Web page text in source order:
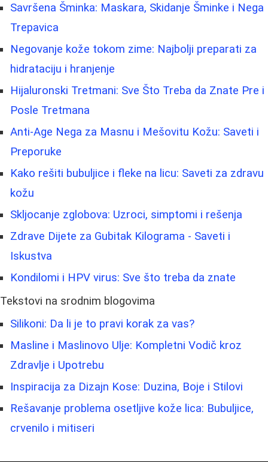
Savršena Šminka: Maskara, Skidanje Šminke i Nega
Trepavica
Negovanje kože tokom zime: Najbolji preparati za
hidrataciju i hranjenje
Hijaluronski Tretmani: Sve Što Treba da Znate Pre i
Posle Tretmana
Anti-Age Nega za Masnu i Mešovitu Kožu: Saveti i
Preporuke
Kako rešiti bubuljice i fleke na licu: Saveti za zdravu
kožu
Skljocanje zglobova: Uzroci, simptomi i rešenja
Zdrave Dijete za Gubitak Kilograma - Saveti i
Iskustva
Kondilomi i HPV virus: Sve što treba da znate
Tekstovi na srodnim blogovima
Silikoni: Da li je to pravi korak za vas?
Masline i Maslinovo Ulje: Kompletni Vodič kroz
Zdravlje i Upotrebu
Inspiracija za Dizajn Kose: Duzina, Boje i Stilovi
Rešavanje problema osetljive kože lica: Bubuljice,
crvenilo i mitiseri